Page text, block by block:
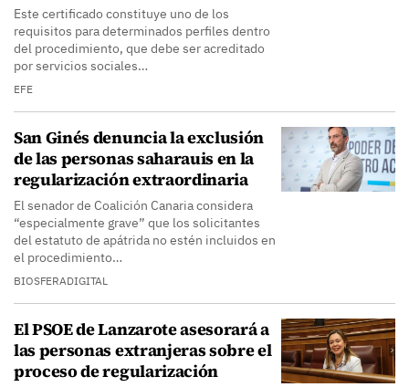
Este certificado constituye uno de los
requisitos para determinados perfiles dentro
del procedimiento, que debe ser acreditado
por servicios sociales…
EFE
San Ginés denuncia la exclusión
de las personas saharauis en la
regularización extraordinaria
El senador de Coalición Canaria considera
“especialmente grave” que los solicitantes
del estatuto de apátrida no estén incluidos en
el procedimiento…
BIOSFERADIGITAL
El PSOE de Lanzarote asesorará a
las personas extranjeras sobre el
proceso de regularización